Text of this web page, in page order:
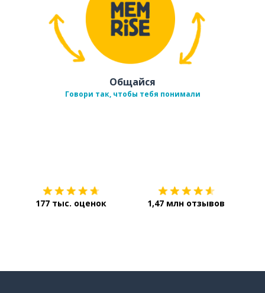
Общайся
Говори так, чтобы тебя понимали
177 тыс. оценок 1,47 млн отзывов